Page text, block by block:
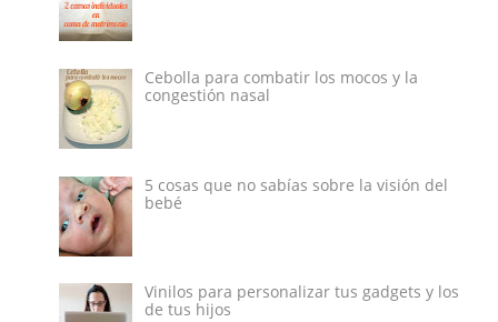
Cebolla para combatir los mocos y la
congestión nasal
5 cosas que no sabías sobre la visión del
bebé
Vinilos para personalizar tus gadgets y los
de tus hijos